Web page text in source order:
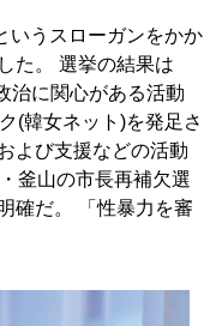
いうスローガンをかか
た。 選挙の結果は
治に関心がある活動
(韓女ネット)を発足さ
よび支援などの活動
釜山の市長再補欠選
確だ。 「性暴力を審